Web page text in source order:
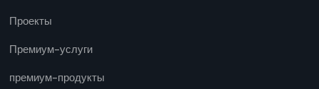
Проекты
Премиум-услуги
премиум-продукты